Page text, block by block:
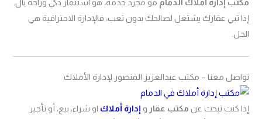
مكتب إدارة أملاك الدمام مو مجرد خدمة، هو استثمار ذكي وراحة بال.
إذا تبي عقارك يشتغل لصالحك بدون تعب، فالإدارة الاحترافية هي
الحل.
تواصل معنا – مكتب عبدالعزيز المنصور لإدارة الأملاك
إذا كنت تبحث عن مكتب عقار و إدارة أملاك او شراء، بيع، أو تأجير